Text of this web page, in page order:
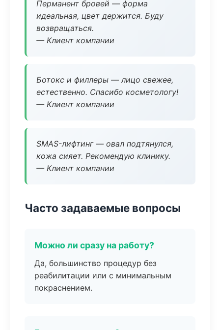
Перманент бровей — форма
идеальная, цвет держится. Буду
возвращаться.
— Клиент компании
Ботокс и филлеры — лицо свежее,
естественно. Спасибо косметологу!
— Клиент компании
SMAS-лифтинг — овал подтянулся,
кожа сияет. Рекомендую клинику.
— Клиент компании
Часто задаваемые вопросы
Можно ли сразу на работу?
Да, большинство процедур без
реабилитации или с минимальным
покраснением.